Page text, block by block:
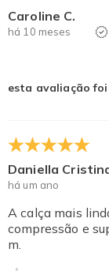
Caroline C.
há 10 meses
esta avaliação
Daniella
há um ano
A calça mais
compressão e
m.